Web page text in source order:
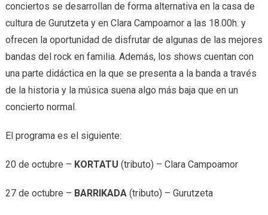
conciertos se desarrollan de forma alternativa en la casa de
cultura de Gurutzeta y en Clara Campoamor a las 18.00h. y
ofrecen la oportunidad de disfrutar de algunas de las mejores
bandas del rock en familia. Además, los shows cuentan con
una parte didáctica en la que se presenta a la banda a través
de la historia y la música suena algo más baja que en un
concierto normal.
El programa es el siguiente:
20 de octubre – KORTATU (tributo) – Clara Campoamor
27 de octubre – BARRIKADA(tributo) – Gurutzeta